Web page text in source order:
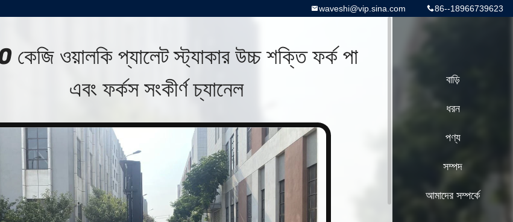
86--18966739623
waveshi@vip.sina.com
ওয়ালকি প্যালেট স্ট্যাকার উচ্চ শক্তি ফর্ক পা
এবং ফর্কস সংকীর্ণ চ্যানেল
বাড়ি
ধরন
পণ্য
সম্পদ
আমাদের সম্পর্কে